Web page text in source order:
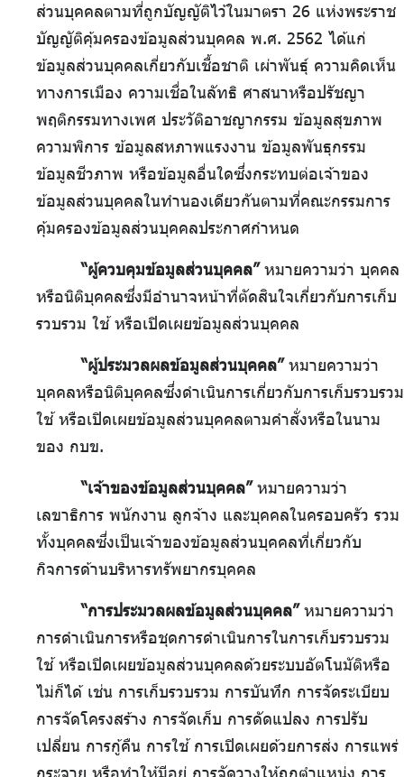
ส่วนบุคคลตามที่ถูกบัญญัติไว้ในมาตรา 26 แห่งพระราช
บัญญัติคุ้มครองข้อมูลส่วนบุคคล พ.ศ. 2562 ได้แก่
ข้อมูลส่วนบุคคลเกี่ยวกับเชื้อชาติ เผ่าพันธุ์ ความคิดเห็น
ทางการเมือง ความเชื่อในลัทธิ ศาสนาหรือปรัชญา
พฤติกรรมทางเพศ ประวัติอาชญากรรม ข้อมูลสุขภาพ
ความพิการ ข้อมูลสหภาพแรงงาน ข้อมูลพันธุกรรม
ข้อมูลชีวภาพ หรือข้อมูลอื่นใดซึ่งกระทบต่อเจ้าของ
ข้อมูลส่วนบุคคลในทำนองเดียวกันตามที่คณะกรรมการ
คุ้มครองข้อมูลส่วนบุคคลประกาศกำหนด
“ผู้ควบคุมข้อมูลส่วนบุคคล”หมายความว่า บุคคล
หรือนิติบุคคลซึ่งมีอำนาจหน้าที่ตัดสินใจเกี่ยวกับการเก็บ
รวบรวม ใช้ หรือเปิดเผยข้อมูลส่วนบุคคล
“ผู้ประมวลผลข้อมูลส่วนบุคคล”หมายความว่า
บุคคลหรือนิติบุคคลซึ่งดำเนินการเกี่ยวกับการเก็บรวบรวม
ใช้ หรือเปิดเผยข้อมูลส่วนบุคคลตามคำสั่งหรือในนาม
ของ กบข.
“เจ้าของข้อมูลส่วนบุคคล”หมายความว่า
เลขาธิการ พนักงาน ลูกจ้าง และบุคคลในครอบครัว รวม
ทั้งบุคคลซึ่งเป็นเจ้าของข้อมูลส่วนบุคคลที่เกี่ยวกับ
กิจการด้านบริหารทรัพยากรบุคคล
“การประมวลผลข้อมูลส่วนบุคคล”หมายความว่า
การดำเนินการหรือชุดการดำเนินการในการเก็บรวบรวม
ใช้ หรือเปิดเผยข้อมูลส่วนบุคคลด้วยระบบอัตโนมัติหรือ
ไม่ก็ได้ เช่น การเก็บรวบรวม การบันทึก การจัดระเบียบ
การจัดโครงสร้าง การจัดเก็บ การดัดแปลง การปรับ
เปลี่ยน การกู้คืน การใช้ การเปิดเผยด้วยการส่ง การแพร่
กระจาย หรือทำให้มีอยู่ การจัดวางให้ถูกตำแหน่ง การ